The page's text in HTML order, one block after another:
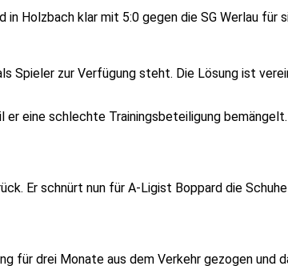
Holzbach klar mit 5:0 gegen die SG Werlau für
Spieler zur Verfügung steht. Die Lösung ist
eine schlechte Trainingsbeteiligung
Er schnürt nun für A-Ligist Boppard die
für drei Monate aus dem Verkehr gezogen und